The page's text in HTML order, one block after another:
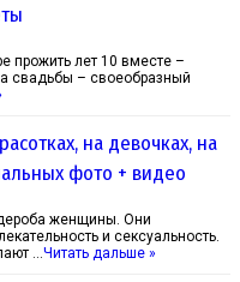
лет 10 вместе –
свадьбы – своеобразный
на девочках, на
фото + видео
женщины. Они
и сексуальность.
…Читать дальше »